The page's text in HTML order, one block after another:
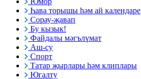
Һава торышы һәм ай календаре
Сорау-җавап
Бу кызык!
Файдалы мәгълүмат
Аш-су
Спорт
Татар җырлары һәм клиплары
Югалту